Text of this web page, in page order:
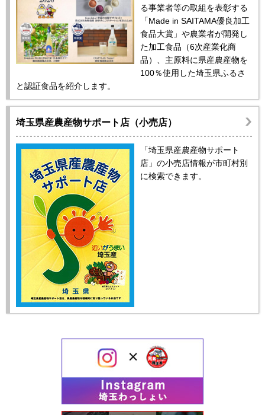
る事業者等の取組を表彰する
「Made in SAITAMA優良加工
食品大賞」や農業者が開発し
た加工食品（6次産業化商
品）、主原料に県産農産物を
100％使用した埼玉県ふるさ
と認証食品を紹介します。
埼玉県産農産物サポート店（小売店）
「埼玉県産農産物サポート
店」の小売店情報が市町村別
に検索できます。